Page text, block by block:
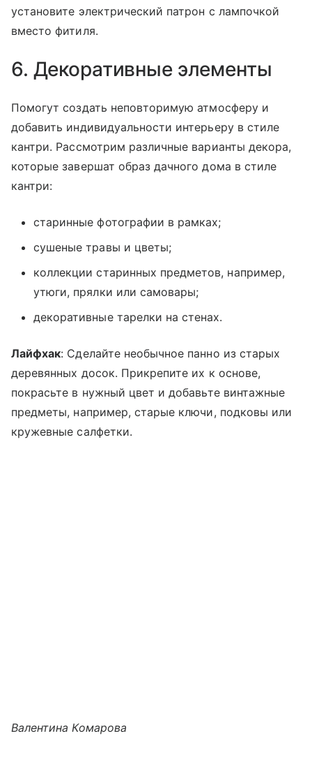
установите электрический патрон с лампочкой
вместо фитиля.
6. Декоративные элементы
Помогут создать неповторимую атмосферу и
добавить индивидуальности интерьеру в стиле
кантри. Рассмотрим различные варианты декора,
которые завершат образ дачного дома в стиле
кантри:
старинные фотографии в рамках;
сушеные травы и цветы;
коллекции старинных предметов, например,
утюги, прялки или самовары;
декоративные тарелки на стенах.
Лайфхак: Сделайте необычное панно из старых
деревянных досок. Прикрепите их к основе,
покрасьте в нужный цвет и добавьте винтажные
предметы, например, старые ключи, подковы или
кружевные салфетки.
Валентина Комарова